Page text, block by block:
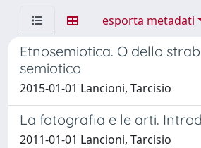
esporta metadati
Etnosemiotica. O dello
semiotico
2015-01-01 Lancioni, Tarcisio
La fotografia e le arti.
2011-01-01 Lancioni, Tarcisio